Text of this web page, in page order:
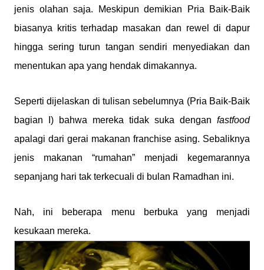
jenis olahan saja. Meskipun demikian Pria Baik-Baik
biasanya kritis terhadap masakan dan rewel di dapur
hingga sering turun tangan sendiri menyediakan dan
menentukan apa yang hendak dimakannya.
Seperti dijelaskan di tulisan sebelumnya (Pria Baik-Baik
bagian I) bahwa mereka tidak suka dengan fastfood
apalagi dari gerai makanan franchise asing. Sebaliknya
jenis makanan “rumahan” menjadi kegemarannya
sepanjang hari tak terkecuali di bulan Ramadhan ini.
Nah, ini beberapa menu berbuka yang menjadi
kesukaan mereka.